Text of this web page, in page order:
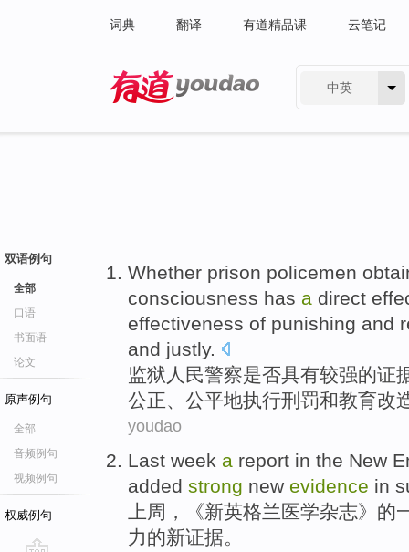
词典 翻译 有道精品课 云笔记
中英
双语例句
全部
口语
书面语
论文
原声例句
全部
音频例句
视频例句
权威例句
Whether prison policemen
consciousness has a direct
effectiveness of punishing and
and justly.
监狱 人民警察是否具有较强的证
公正、 公平地执行刑罚和教育改
youdao
Last week a report in the New
added strong new evidence in
上周 ，《新英格兰 医学杂志》 的
力的新证据。